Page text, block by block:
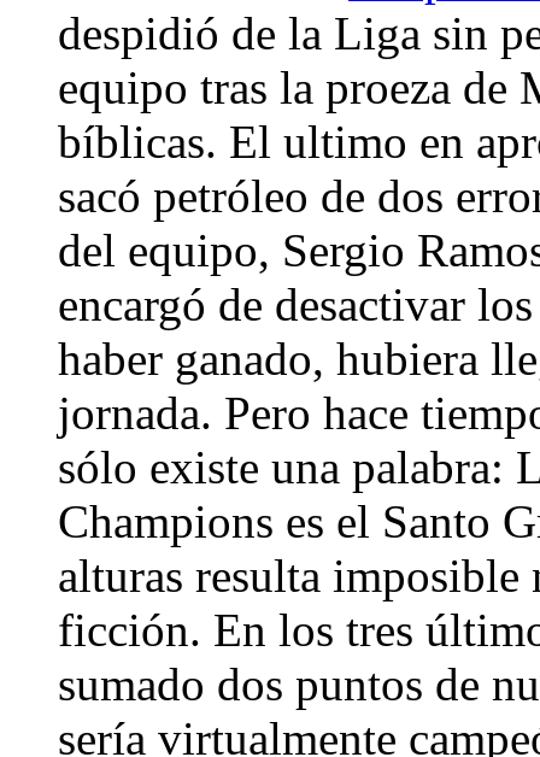
despidió de la Liga sin
equipo tras la proeza de
bíblicas. El ultimo en
sacó petróleo de dos
del equipo, Sergio
encargó de desactivar
haber ganado, hubiera
jornada. Pero hace
sólo existe una palabra:
Champions es el Santo
alturas resulta
ficción. En los tres
sumado dos puntos de
sería virtualmente